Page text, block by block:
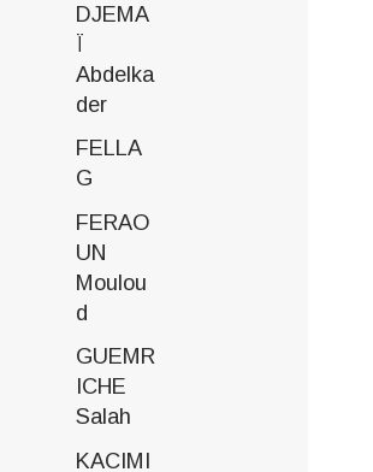
DJEMA
Ï
Abdelka
der
FELLA
G
FERAO
UN
Moulou
d
GUEMR
ICHE
Salah
KACIMI